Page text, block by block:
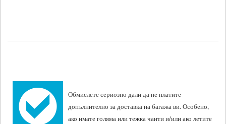
Обмислете сериозно дали да не платите
допълнително за доставка на багажа ви. Особено,
ако имате голяма или тежка чанти и/или ако летите